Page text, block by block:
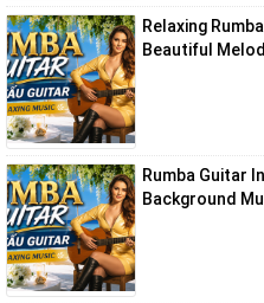
Relaxing
Beautiful
Rumba Guitar
Background